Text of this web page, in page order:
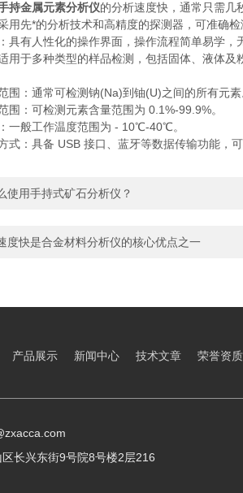
持金属元素分析仪的分析速度快，通常只需几
先*的分析技术和高精度的探测器，可准确检
有人性化的操作界面，操作流程简单易学，
于多种类型的样品检测，包括固体、液体及
：通常可检测钠(Na)到铀(U)之间的所有元素
：可检测元素含量范围为 0.1%-99.9%。
般工作温度范围为 - 10℃-40℃。
：具备 USB 接口、蓝牙等数据传输功能，
使用手持式矿石分析仪？
度快是合金材料分析仪的核心优点之一
产品展示 新闻中心 技术文章 荣誉资质
长兴东街9号院8号楼2层216